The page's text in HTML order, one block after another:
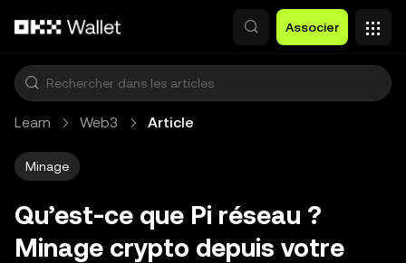
Associer
Learn Web3 Article
Minage
Qu’est-ce que Pi réseau ?
Minage crypto depuis votre